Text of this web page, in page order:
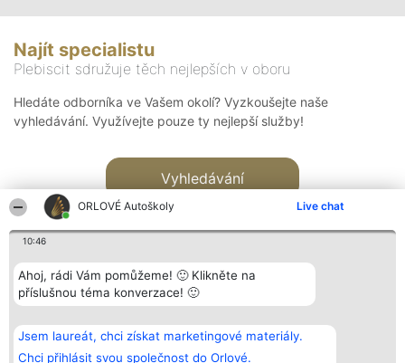
ORLOVÉ Autoškoly Live chat
10:46
Ahoj, rádi Vám pomůžeme! 🙂 Klikněte na
příslušnou téma konverzace! 🙂
Jsem laureát, chci získat marketingové materiály.
Chci přihlásit svou společnost do Orlové.
Najít specialistu
Plebiscit sdružuje těch nejlepších v oboru
Hledáte odborníka ve Vašem okolí? Vyzkoušejte naše
vyhledávání. Využívejte pouze ty nejlepší služby!
Vyhledávání
Bright Side Solutions sp. z o.
o. sp. k.
ul. Ruska 22
Vítězové
Seznam všech
laureátů
Kontakt